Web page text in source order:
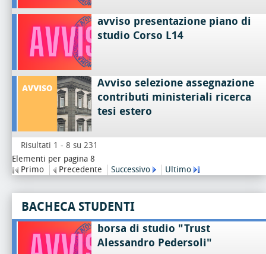
avviso presentazione piano di
studio Corso L14
Avviso selezione assegnazione
contributi ministeriali ricerca
tesi estero
Risultati 1 - 8 su 231
Elementi per pagina 8
Primo
Precedente Successivo Ultimo
BACHECA STUDENTI
borsa di studio "Trust
Alessandro Pedersoli"